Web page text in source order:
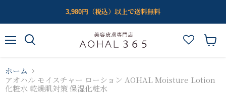
3,980円（税込）以上で送料無料
ー
見
ホーム
アオハル モイスチャー ローション AOHAL Moisture Lotion
化粧水 乾燥肌対策 保湿化粧水